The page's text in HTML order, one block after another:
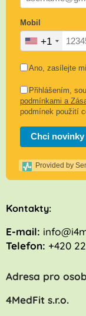
Mobil
+1
Ano, zasílejte
Přihlášením,
podmínkami a
podmínek použití
Chci novinky
Provided by
Kontakty:
E-mail:
Telefon: +420
Adresa pro
4MedFit s.r.o.